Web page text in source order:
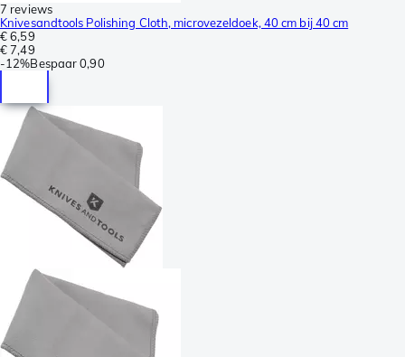
7 reviews
Knivesandtools Polishing Cloth, microvezeldoek, 40 cm bij 40 cm
€ 6,59
€ 7,49
-12%Bespaar 0,90